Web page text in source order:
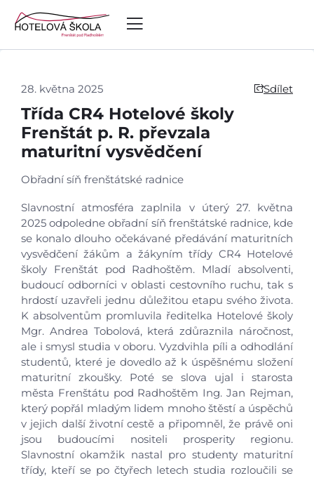
Úvod
Aktuálně
28. května 2025 Sdílet
Třída CR4 Hotelové školy
Frenštát p. R. převzala
maturitní vysvědčení
Obřadní síň frenštátské radnice
Slavnostní atmosféra zaplnila v úterý 27. května
2025 odpoledne obřadní síň frenštátské radnice, kde
se konalo dlouho očekávané předávání maturitních
vysvědčení žákům a žákyním třídy CR4 Hotelové
školy Frenštát pod Radhoštěm. Mladí absolventi,
budoucí odborníci v oblasti cestovního ruchu, tak s
hrdostí uzavřeli jednu důležitou etapu svého života.
K absolventům promluvila ředitelka Hotelové školy
Mgr. Andrea Tobolová, která zdůraznila náročnost,
ale i smysl studia v oboru. Vyzdvihla píli a odhodlání
studentů, které je dovedlo až k úspěšnému složení
maturitní zkoušky. Poté se slova ujal i starosta
města Frenštátu pod Radhoštěm Ing. Jan Rejman,
který popřál mladým lidem mnoho štěstí a úspěchů
v jejich další životní cestě a připomněl, že právě oni
jsou budoucími nositeli prosperity regionu.
Slavnostní okamžik nastal pro studenty maturitní
třídy, kteří se po čtyřech letech studia rozloučili se